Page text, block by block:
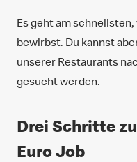
Es geht am
bewirbst. Du kannst
unserer Restaurants
gesucht werden.
Drei Schritte
Euro Job